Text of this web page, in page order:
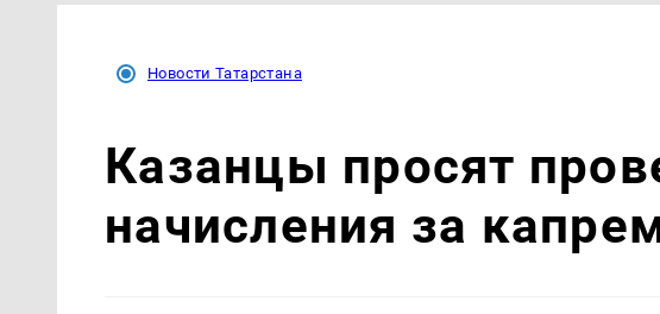
Новости Татарстана
Казанцы просят
начисления за